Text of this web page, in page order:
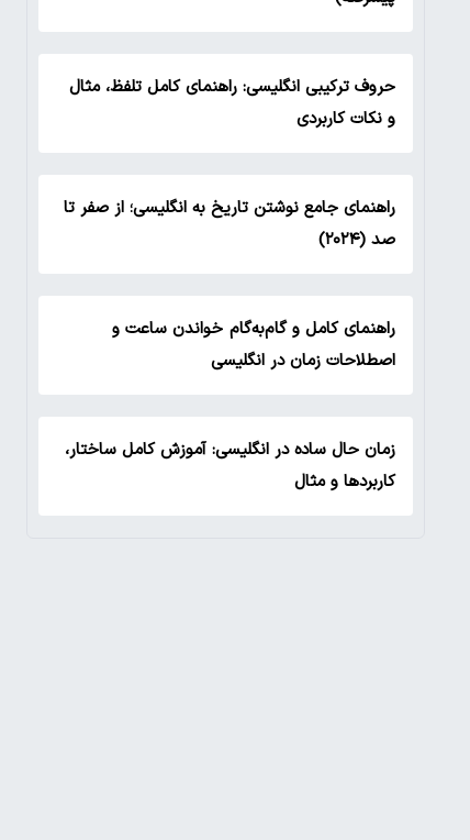
حروف ترکیبی انگلیسی: راهنمای کامل تلفظ، مثال
و نکات کاربردی
راهنمای جامع نوشتن تاریخ به انگلیسی؛ از صفر تا
صد (۲۰۲۴)
راهنمای کامل و گام‌به‌گام خواندن ساعت و
اصطلاحات زمان در انگلیسی
زمان حال ساده در انگلیسی: آموزش کامل ساختار،
کاربردها و مثال